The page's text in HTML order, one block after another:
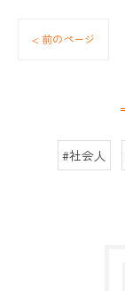
< 前のページ
#社会人